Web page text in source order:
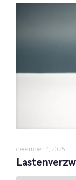
december 4, 2025